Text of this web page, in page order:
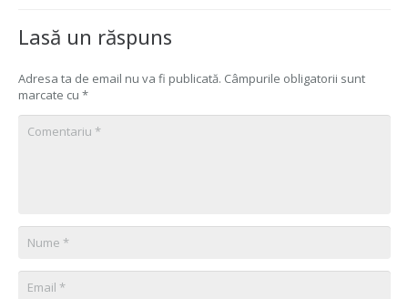
Lasă un răspuns
Adresa ta de email nu va fi publicată. Câmpurile obligatorii sunt
marcate cu *